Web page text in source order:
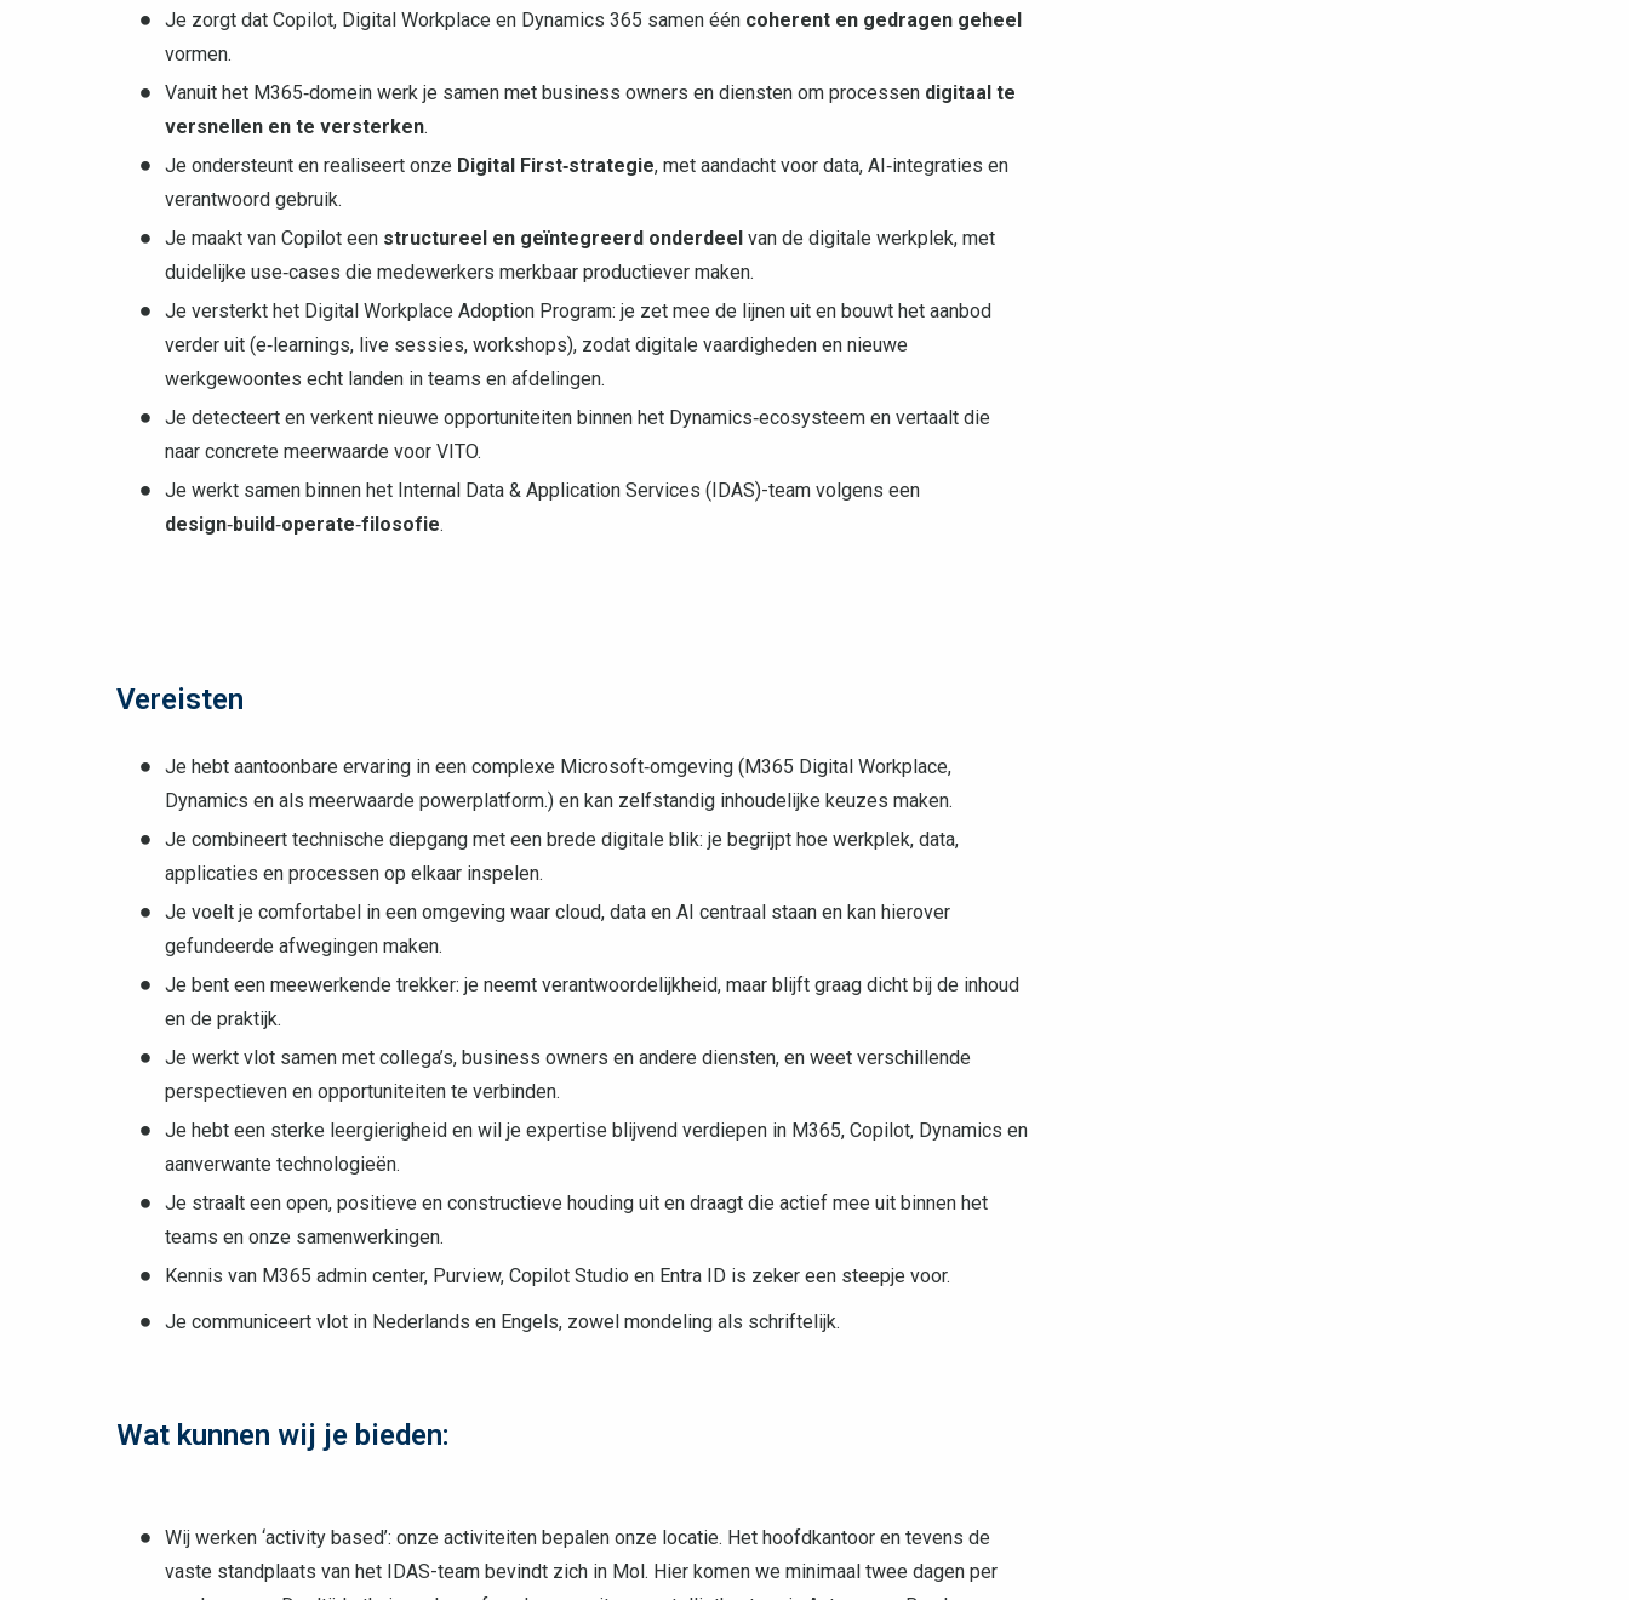
Je zorgt dat Copilot, Digital Workplace en Dynamics 365 samen één coherent en gedragen geheel
vormen.
Vanuit het M365‑domein werk je samen met business owners en diensten om processen digitaal te
versnellen en te versterken.
Je ondersteunt en realiseert onze Digital First‑strategie, met aandacht voor data, AI‑integraties en
verantwoord gebruik.
Je maakt van Copilot een structureel en geïntegreerd onderdeel van de digitale werkplek, met
duidelijke use‑cases die medewerkers merkbaar productiever maken.
Je versterkt het Digital Workplace Adoption Program: je zet mee de lijnen uit en bouwt het aanbod
verder uit (e‑learnings, live sessies, workshops), zodat digitale vaardigheden en nieuwe
werkgewoontes echt landen in teams en afdelingen.
Je detecteert en verkent nieuwe opportuniteiten binnen het Dynamics‑ecosysteem en vertaalt die
naar concrete meerwaarde voor VITO.
Je werkt samen binnen het Internal Data & Application Services (IDAS)-team volgens een
design‑build‑operate‑filosofie.
Vereisten
Je hebt aantoonbare ervaring in een complexe Microsoft‑omgeving (M365 Digital Workplace,
Dynamics en als meerwaarde powerplatform.) en kan zelfstandig inhoudelijke keuzes maken.
Je combineert technische diepgang met een brede digitale blik: je begrijpt hoe werkplek, data,
applicaties en processen op elkaar inspelen.
Je voelt je comfortabel in een omgeving waar cloud, data en AI centraal staan en kan hierover
gefundeerde afwegingen maken.
Je bent een meewerkende trekker: je neemt verantwoordelijkheid, maar blijft graag dicht bij de inhoud
en de praktijk.
Je werkt vlot samen met collega’s, business owners en andere diensten, en weet verschillende
perspectieven en opportuniteiten te verbinden.
Je hebt een sterke leergierigheid en wil je expertise blijvend verdiepen in M365, Copilot, Dynamics en
aanverwante technologieën.
Je straalt een open, positieve en constructieve houding uit en draagt die actief mee uit binnen het
teams en onze samenwerkingen.
Kennis van M365 admin center, Purview, Copilot Studio en Entra ID is zeker een steepje voor.
Je communiceert vlot in Nederlands en Engels, zowel mondeling als schriftelijk.
Wat kunnen wij je bieden:
Wij werken ‘activity based’: onze activiteiten bepalen onze locatie. Het hoofdkantoor en tevens de
vaste standplaats van het IDAS-team bevindt zich in Mol. Hier komen we minimaal twee dagen per